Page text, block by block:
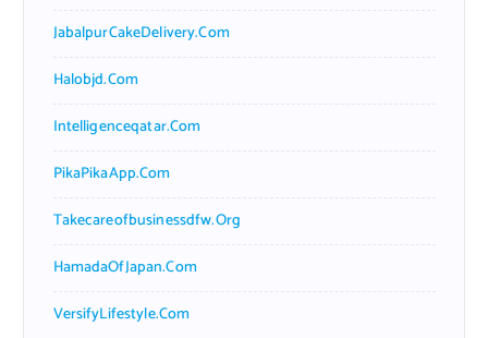
JabalpurCakeDelivery.com
Halobjd.com
Intelligenceqatar.com
PikaPikaApp.com
Takecareofbusinessdfw.org
HamadaOfJapan.com
VersifyLifestyle.com